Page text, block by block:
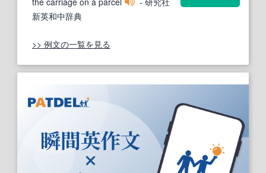
新英和中辞典
>> 例文の一覧を見る